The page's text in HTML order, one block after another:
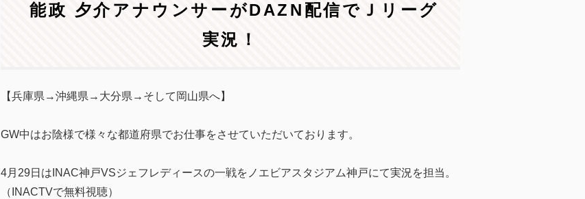
­能政 夕介アナウンサーがDAZN配信でＪリーグ
実況！
【兵庫県→沖縄県→大分県→そして岡山県へ】
GW中はお陰様で様々な都道府県でお仕事をさせていただいております。
4月29日はINAC神戸VSジェフレディースの一戦をノエビアスタジアム神戸にて実況を担当。
（INACTVで無料視聴）